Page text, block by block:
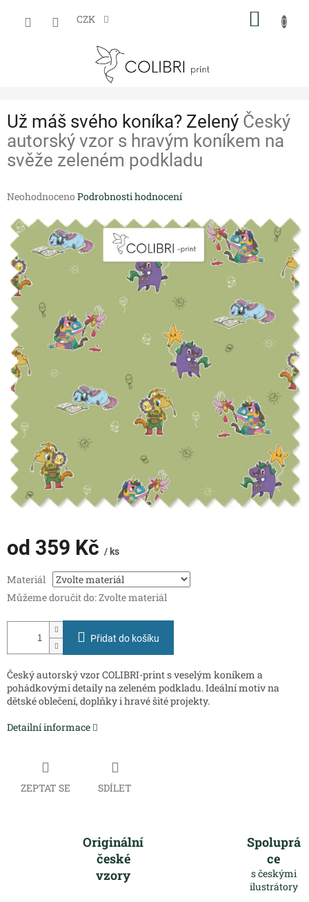
CZK
Už máš svého koníka? Zelený Český
autorský vzor s hravým koníkem na
svěže zeleném podkladu
Průměrné
produktu
je
0,0
z
hvězdiček.
Neohodnoceno Podrobnosti hodnocení
od 359 Kč / ks
cena:
Materiál
Můžeme doručit do:Zvolte materiál
Přidat do košíku
Český autorský vzor COLIBRI-print s veselým koníkem a
pohádkovými detaily na zeleném podkladu. Ideální motiv na
dětské oblečení, doplňky i hravé šité projekty.
Detailní informace
ZEPTAT SE SDÍLET
Originální
české
vzory
Spoluprá
ce
s českými
ilustrátory